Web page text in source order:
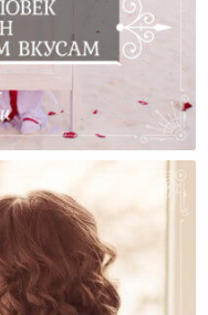
Вкусам